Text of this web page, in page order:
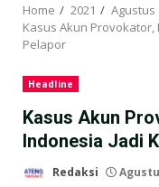
Home 2021 Agustus
Kasus Akun Provokator,
Pelapor
Headline
Kasus Akun
Indonesia Jadi
Redaksi